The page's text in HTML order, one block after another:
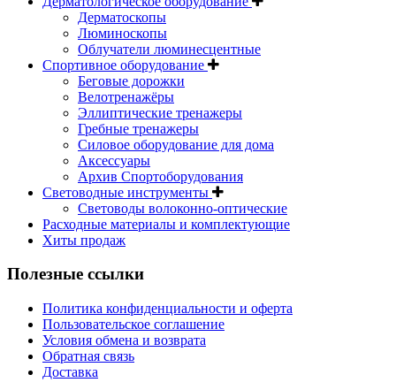
Дерматоскопы
Люминоскопы
Облучатели люминесцентные
Спортивное оборудование
Беговые дорожки
Велотренажёры
Эллиптические тренажеры
Гребные тренажеры
Силовое оборудование для дома
Аксессуары
Архив Спортоборудования
Световодные инструменты
Световоды волоконно-оптические
Расходные материалы и комплектующие
Хиты продаж
Полезные ссылки
Политика конфиденциальности и оферта
Пользовательское соглашение
Условия обмена и возврата
Обратная связь
Доставка